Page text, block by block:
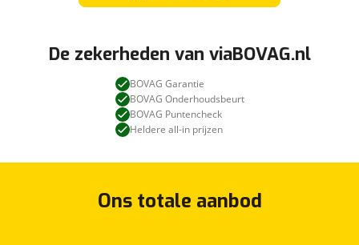
De zekerheden van viaBOVAG.nl
BOVAG Garantie
BOVAG Onderhoudsbeurt
BOVAG Puntencheck
Heldere all-in prijzen
Ons totale aanbod